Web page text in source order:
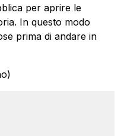
per aprire le
In questo modo
prima di andare in